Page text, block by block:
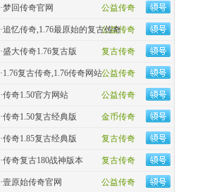
公益传奇
·梦回传奇官网
公益传奇
·追忆传奇,1.76最原始的复古传奇
复古传奇
·盛大传奇1.76复古版
公益传奇
·1.76复古传奇,1.76传奇网站
公益传奇
·传奇1.50官方网站
金币传奇
·传奇1.50复古经典版
复古传奇
·传奇1.85复古经典版
复古传奇
·传奇复古180战神版本
公益传奇
·壹原始传奇官网